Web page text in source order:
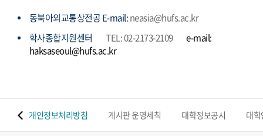
동북아외교통상전공 E-mail:neasia@hufs.ac.kr
학사종합지원센터
TEL: 02-2173-2109
e-mail:
haksaseoul@hufs.ac.kr
개인정보처리방침 게시판 운영세칙 대학정보공시 대